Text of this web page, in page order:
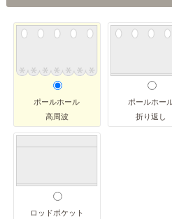
ポールホール
高周波
ポールホー
折り返し
ロッドポケット